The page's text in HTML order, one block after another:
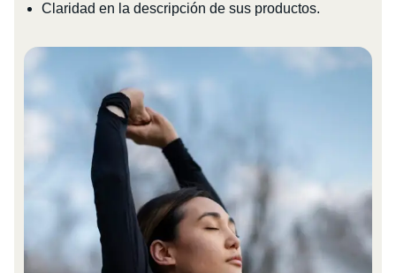
Claridad en la descripción de sus productos.